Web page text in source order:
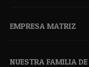
EMPRESA MATRIZ
NUESTRA FAMILIA